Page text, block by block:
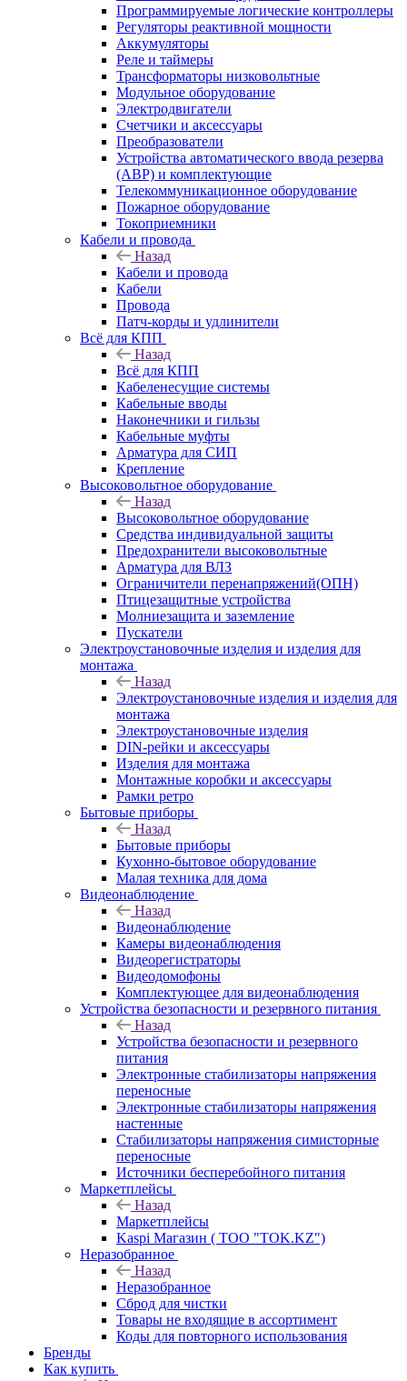
Программируемые логические контроллеры
Регуляторы реактивной мощности
Аккумуляторы
Реле и таймеры
Трансформаторы низковольтные
Модульное оборудование
Электродвигатели
Счетчики и аксессуары
Преобразователи
Устройства автоматического ввода резерва
(АВР) и комплектующие
Телекоммуникационное оборудование
Пожарное оборудование
Токоприемники
Кабели и провода
Назад
Кабели и провода
Кабели
Провода
Патч-корды и удлинители
Всё для КПП
Назад
Всё для КПП
Кабеленесущие системы
Кабельные вводы
Наконечники и гильзы
Кабельные муфты
Арматура для СИП
Крепление
Высоковольтное оборудование
Назад
Высоковольтное оборудование
Средства индивидуальной защиты
Предохранители высоковольтные
Арматура для ВЛЗ
Ограничители перенапряжений(ОПН)
Птицезащитные устройства
Молниезащита и заземление
Пускатели
Электроустановочные изделия и изделия для
монтажа
Назад
Электроустановочные изделия и изделия для
монтажа
Электроустановочные изделия
DIN-рейки и аксессуары
Изделия для монтажа
Монтажные коробки и аксессуары
Рамки ретро
Бытовые приборы
Назад
Бытовые приборы
Кухонно-бытовое оборудование
Малая техника для дома
Видеонаблюдение
Назад
Видеонаблюдение
Камеры видеонаблюдения
Видеорегистраторы
Видеодомофоны
Комплектующее для видеонаблюдения
Устройства безопасности и резервного питания
Назад
Устройства безопасности и резервного
питания
Электронные стабилизаторы напряжения
переносные
Электронные стабилизаторы напряжения
настенные
Стабилизаторы напряжения симисторные
переносные
Источники бесперебойного питания
Маркетплейсы
Назад
Маркетплейсы
Kaspi Магазин ( ТОО "TOK.KZ")
Неразобранное
Назад
Неразобранное
Сброд для чистки
Товары не входящие в ассортимент
Коды для повторного использования
Бренды
Как купить